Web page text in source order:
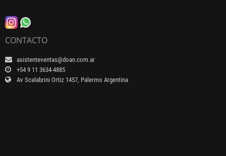
CONTACTO
asistenteventas@doan.com.ar
+54 9 11 3634-4885
Av Scalabrini Ortiz 1457, Palermo Argentina